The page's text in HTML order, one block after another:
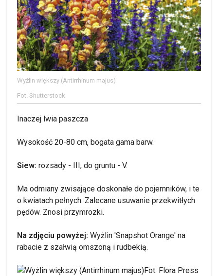
Wyżlin większy (Antirrhinum majus)
Fot. Shutterstock
Inaczej lwia paszcza
Wysokość 20-80 cm, bogata gama barw.
Siew: rozsady - III, do gruntu - V.
Ma odmiany zwisające doskonałe do pojemników, i te
o kwiatach pełnych. Zalecane usuwanie przekwitłych
pędów. Znosi przymrozki.
Na zdjęciu powyżej: Wyżlin 'Snapshot Orange' na
rabacie z szałwią omszoną i rudbekią.
Fot. Flora Press